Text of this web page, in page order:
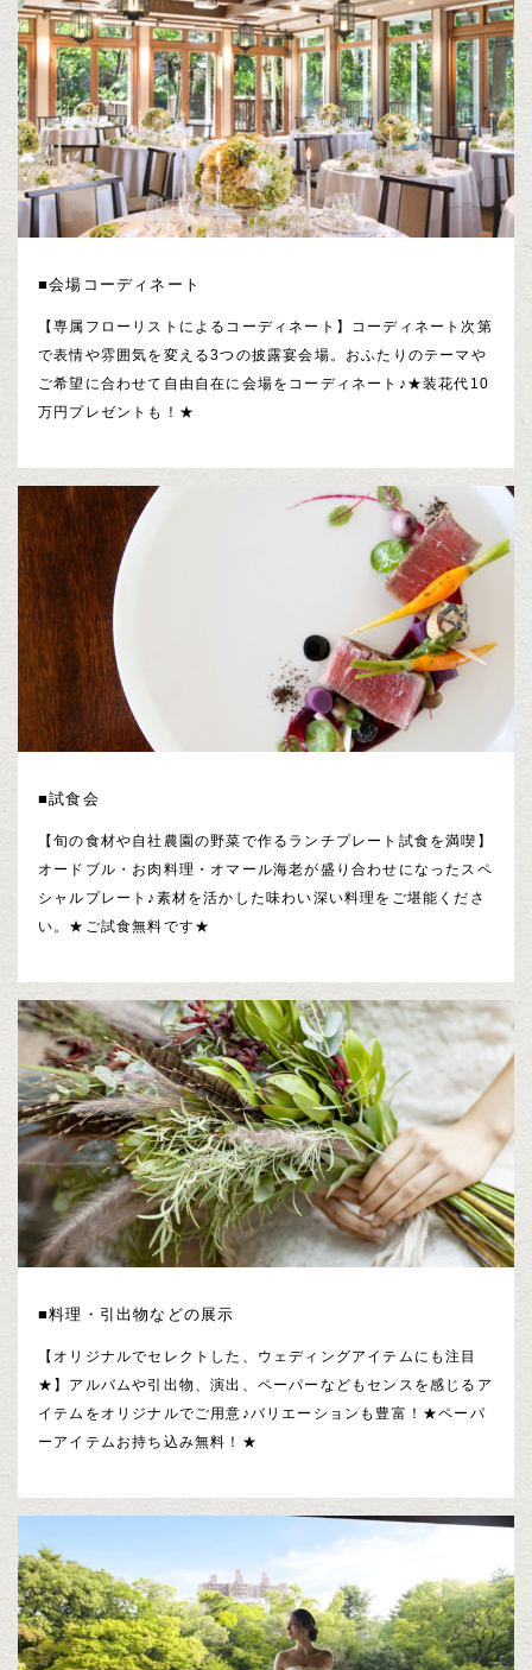
■会場コーディネート
【専属フローリストによるコーディネート】コーディネート次第
で表情や雰囲気を変える3つの披露宴会場。おふたりのテーマや
ご希望に合わせて自由自在に会場をコーディネート♪★装花代10
万円プレゼントも！★
■試食会
【旬の食材や自社農園の野菜で作るランチプレート試食を満喫】
オードブル・お肉料理・オマール海老が盛り合わせになったスペ
シャルプレート♪素材を活かした味わい深い料理をご堪能くださ
い。★ご試食無料です★
■料理・引出物などの展示
【オリジナルでセレクトした、ウェディングアイテムにも注目
★】アルバムや引出物、演出、ペーパーなどもセンスを感じるア
イテムをオリジナルでご用意♪バリエーションも豊富！★ペーパ
ーアイテムお持ち込み無料！★